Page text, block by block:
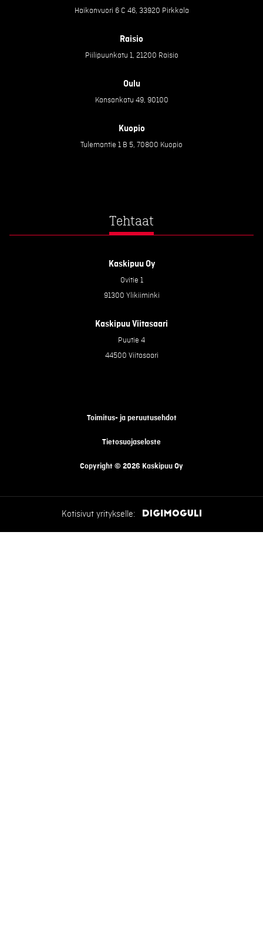
Haikanvuori 6 C 46, 33920 Pirkkala
Raisio
Piilipuunkatu 1, 21200 Raisio
Oulu
Kansankatu 49, 90100
Kuopio
Tulemantie 1 B 5, 70800 Kuopio
Tehtaat
Kaskipuu Oy
Ovitie 1
91300 Ylikiiminki
Kaskipuu Viitasaari
Puutie 4
44500 Viitasaari
Copyright © 2026 Kaskipuu Oy
Tietosuojaseloste
Toimitus- ja peruutusehdot
Kotisivut yritykselle: